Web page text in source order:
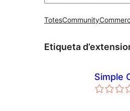
TotesCommunity
Etiqueta
Simple